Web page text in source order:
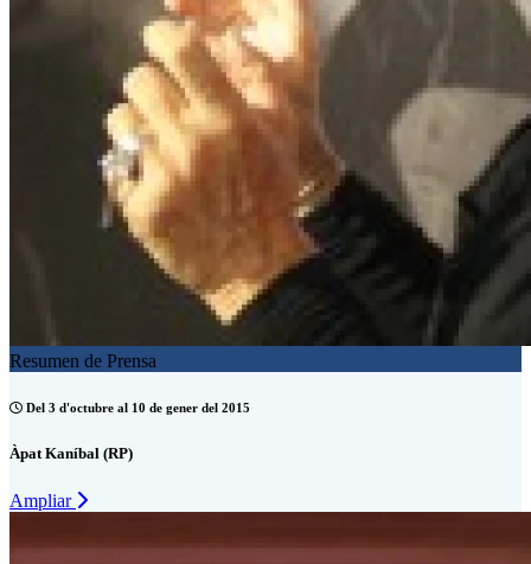
Resumen de Prensa
Del 3 d'octubre al 10 de gener del 2015
Àpat Kaníbal (RP)
Ampliar